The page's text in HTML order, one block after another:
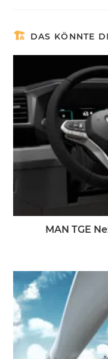
DAS KÖNNTE
MAN TGE